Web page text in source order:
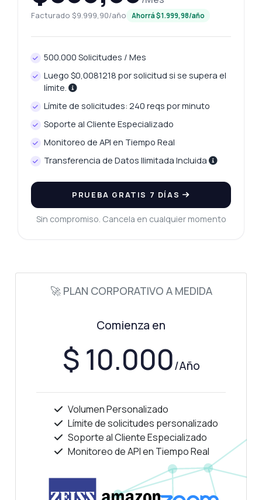
Facturado $9.999,90/año Ahorrá $1.999,98/año
500.000 Solicitudes / Mes
Luego $0,0081218 por solicitud si se supera el
límite.
Límite de solicitudes: 240 reqs por minuto
Soporte al Cliente Especializado
Monitoreo de API en Tiempo Real
Transferencia de Datos Ilimitada Incluida
PRUEBA GRATIS 7 DÍAS
Sin compromiso. Cancela en cualquier momento
🚀 PLAN CORPORATIVO A MEDIDA
Comienza en
$ 10.000/Año
Volumen Personalizado
Límite de solicitudes personalizado
Soporte al Cliente Especializado
Monitoreo de API en Tiempo Real
Pregunta lo que quieras
Respuestas sobre Recuperar análisis de datos de IMC API
¡Hola! Pregúntame lo que quieras sobre
Recuperar análisis de datos de IMC API —
que necesites.
¿Qué parámetros necesito para el cálculo?
¿Cómo formateo la solicitud POST?
¿Puedo usar unidades métricas e
¿Qué puede hacer esta API?
Muéstrame un ejemplo de código